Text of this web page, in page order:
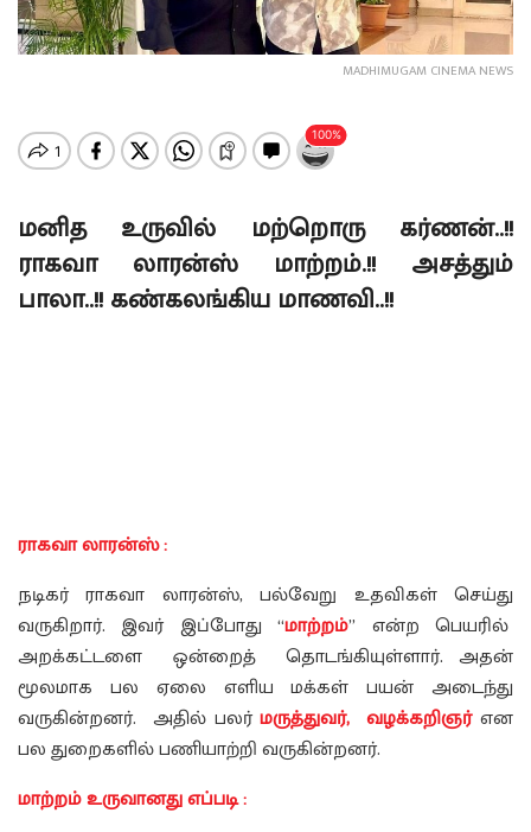
MADHIMUGAM CINEMA NEWS
மனித உருவில் மற்றொரு கர்ணன்..!!
ராகவா லாரன்ஸ் மாற்றம்.!! அசத்தும்
பாலா..!! கண்கலங்கிய மாணவி..!!
ராகவா லாரன்ஸ் :
நடிகர் ராகவா லாரன்ஸ், பல்வேறு உதவிகள் செய்து
வருகிறார். இவர் இப்போது “மாற்றம்” என்ற பெயரில்
அறக்கட்டளை ஒன்றைத் தொடங்கியுள்ளார். அதன்
மூலமாக பல ஏலை எளிய மக்கள் பயன் அடைந்து
வருகின்றனர். அதில் பலர்மருத்துவர், வழக்கறிஞர்என
பல துறைகளில் பணியாற்றி வருகின்றனர்.
மாற்றம் உருவானது எப்படி :